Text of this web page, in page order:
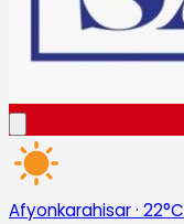
Afyonkarahisar· 22°C